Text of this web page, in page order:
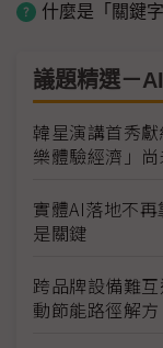
什麼是「關鍵字
議題精選－
韓星演講首秀
樂體驗經濟」
實體AI落地不
是關鍵
跨品牌設備難
動節能路徑解方